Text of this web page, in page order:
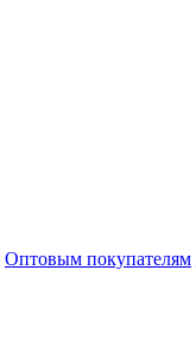
Оптовым покупателям